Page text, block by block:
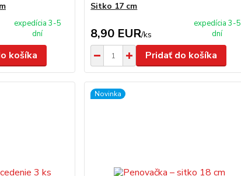
expedícia 3-5
dní
košíka
Sitko 17 cm
8,90 EUR/ks
expedícia 3-5
dní
Pridať do košíka
Novinka